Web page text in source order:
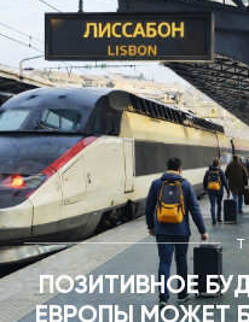
ПОЗИТИВНОЕ
ЕВРОПЫ МОЖЕТ